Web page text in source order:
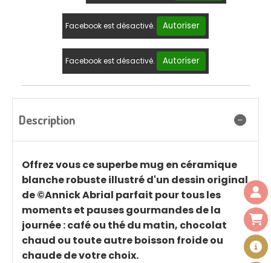
Facebook est désactivé. Autoriser
Facebook est désactivé. Autoriser
Description
Offrez vous ce superbe mug en céramique
blanche robuste illustré d'un dessin original
de ©Annick Abrial parfait pour tous les
moments et pauses gourmandes de la
journée : café ou thé du matin, chocolat
chaud ou toute autre boisson froide ou
chaude de votre choix.